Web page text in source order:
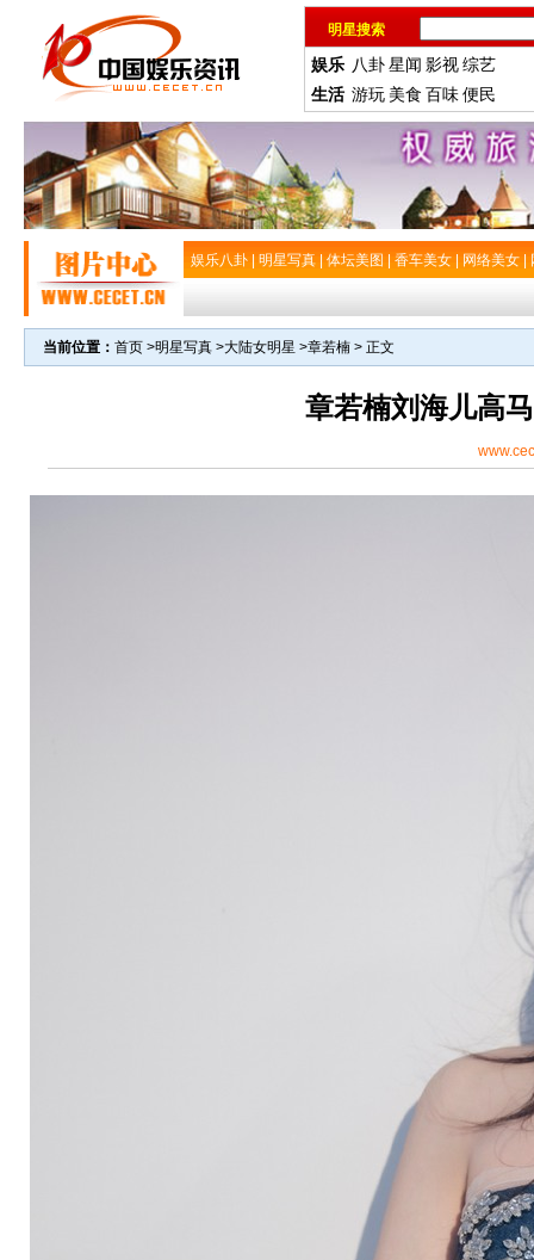
明星搜索
娱乐 八卦星闻 影视综艺
生活 游玩 美食 百味便民
娱乐八卦 明星写真 体坛美图 香车美女 网络美女
当前位置： 首页 >明星写真 >大陆女明星 >章若楠 > 正文
章若楠刘海儿高